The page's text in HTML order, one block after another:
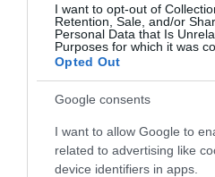
I want to opt-out of
Retention, Sale, and/or
Personal Data that Is
Purposes for which it was
Opted Out
Google consents
I want to allow Google to
related to advertising like
device identifiers in apps.
HŐKUPOLA MAGYARORSZÁG
ALATTA A TERMÉSZETTEL?